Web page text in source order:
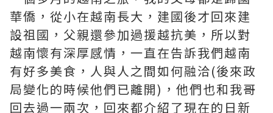
華僑，從小在越南長大，建國後才回來建
設祖國，父親還參加過援越抗美，所以對
越南懷有深厚感情，一直在告訴我們越南
有好多美食，人與人之間如何融洽(後來政
局變化的時候他們已離開)，他們也和我哥
回去過一兩次，回來都介紹了現在的日新